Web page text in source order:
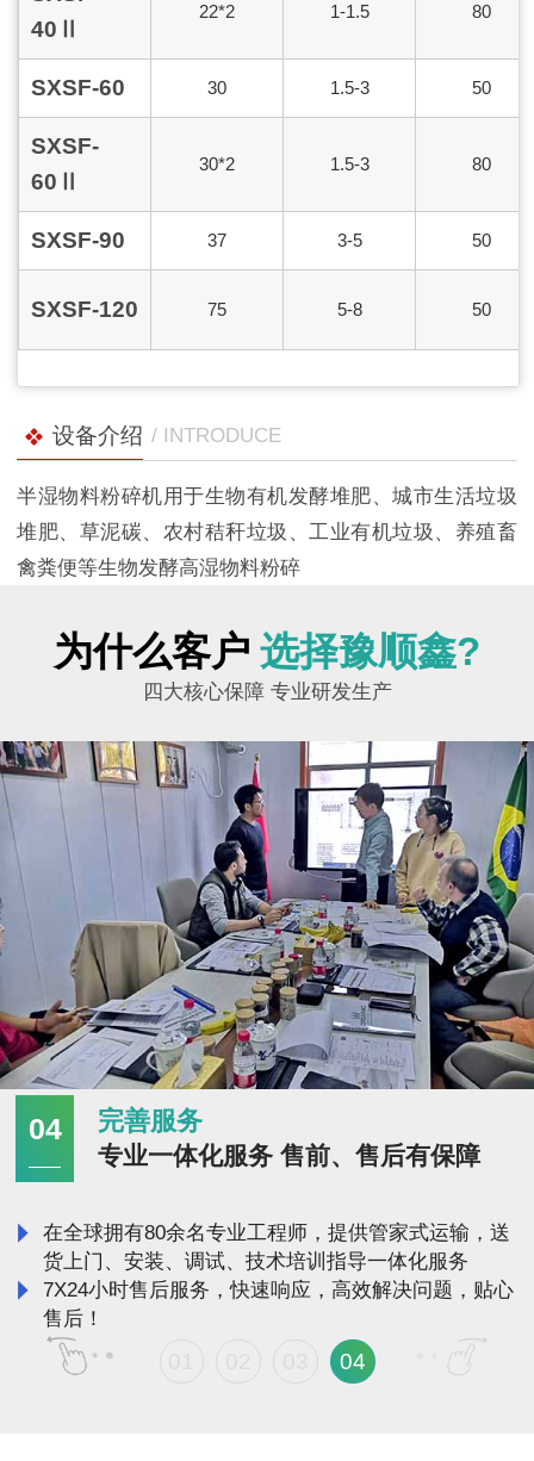
40Ⅱ
22*2 1-1.5 80
SXSF-60 30 1.5-3 50
SXSF-
60Ⅱ
30*2 1.5-3 80
SXSF-90 37 3-5 50
SXSF-120 75 5-8 50
设备介绍 / INTRODUCE
半湿物料粉碎机用于生物有机发酵堆肥、城市生活垃圾
堆肥、草泥碳、农村秸秆垃圾、工业有机垃圾、养殖畜
禽粪便等生物发酵高湿物料粉碎
为什么客户 选择豫顺鑫?
四大核心保障 专业研发生产
04 完善服务
专业一体化服务 售前、售后有保障
在全球拥有80余名专业工程师，提供管家式运输，送
货上门、安装、调试、技术培训指导一体化服务
7X24小时售后服务，快速响应，高效解决问题，贴心
售后！
04